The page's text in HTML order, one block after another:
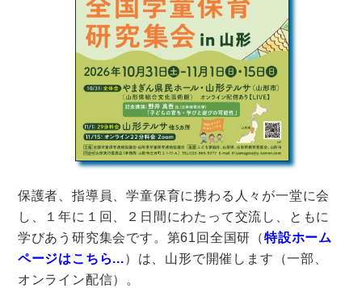
保護者、指導員、学童保育に携わる人々が一堂に会
し、１年に１回、２日間にわたって交流し、ともに
学びあう研究集会です。第61回全国研（特設ホーム
ページはこちら...）は、山形で開催します（一部、
オンライン配信）。